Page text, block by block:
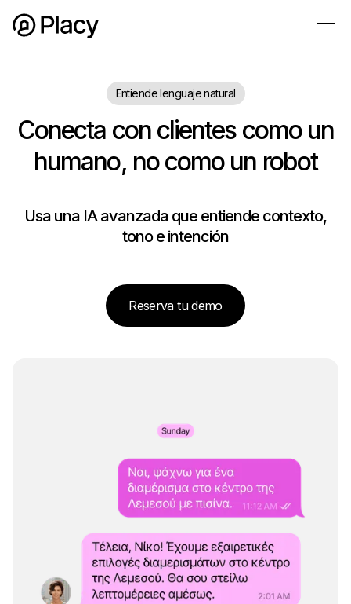
Entiende lenguaje natural
Conecta con clientes como un
humano, no como un robot
Usa una IA avanzada que entiende contexto,
tono e intención
Reserva tu demo